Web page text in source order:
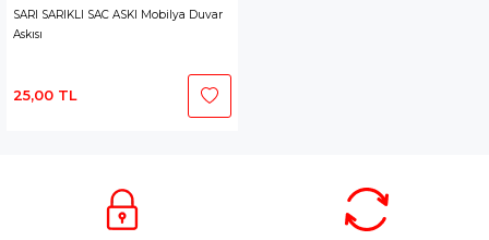
SARI SARIKLI SAC ASKI Mobilya Duvar
Askısı
25,00 TL